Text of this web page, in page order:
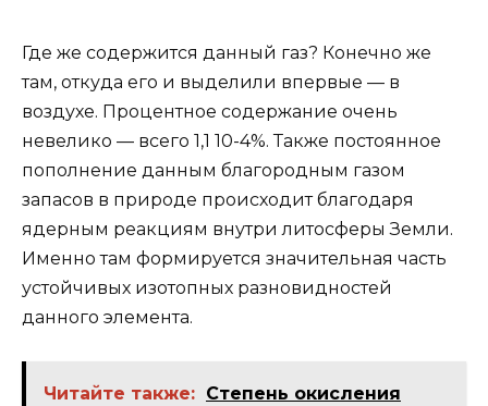
Где же содержится данный газ? Конечно же
там, откуда его и выделили впервые — в
воздухе. Процентное содержание очень
невелико — всего 1,1 10-4%. Также постоянное
пополнение данным благородным газом
запасов в природе происходит благодаря
ядерным реакциям внутри литосферы Земли.
Именно там формируется значительная часть
устойчивых изотопных разновидностей
данного элемента.
Читайте также: Степень окисления